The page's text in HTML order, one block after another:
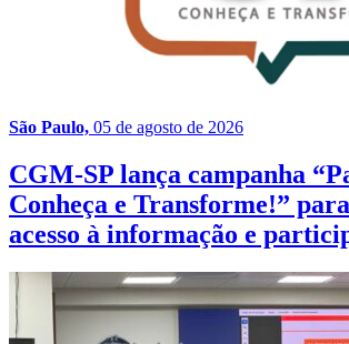
São Paulo, 05 de agosto de 2026
CGM-SP lança campanha
Conheça e Transforme!”
acesso à informação e